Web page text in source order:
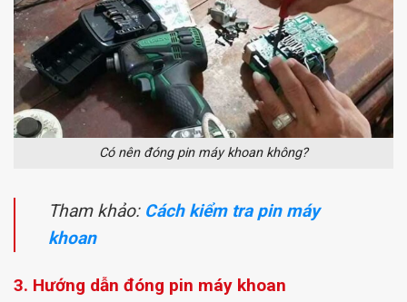
Có nên đóng pin máy khoan không?
Tham khảo: Cách kiểm tra pin máy
khoan
3. Hướng dẫn đóng pin máy khoan